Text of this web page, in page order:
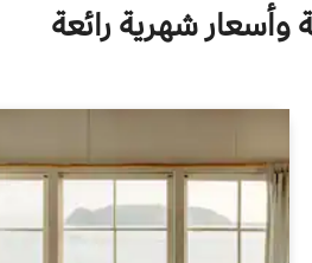
وأسعار شهرية رائعة